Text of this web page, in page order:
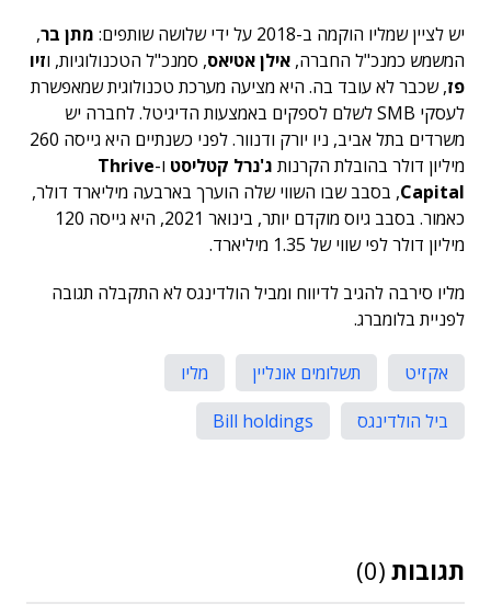
יש לציין שמליו הוקמה ב-2018 על ידי שלושה שותפים:
מתן בר,
המשמש כמנכ"ל החברה, אילן אטיאס, סמנכ"ל הטכנולוגיות, וזיו
פז, שכבר לא עובד בה. היא מציעה מערכת טכנולוגית שמאפשרת
לעסקי SMB לשלם לספקים באמצעות הדיגיטל. לחברה יש
משרדים בתל אביב, ניו יורק ודנוור. לפני כשנתיים היא גייסה 260
מיליון דולר בהובלת הקרנות ג'נרל קטליסט ו-Thrive
Capital, בסבב שבו השווי שלה הוערך בארבעה מיליארד דולר,
כאמור. בסבב גיוס מוקדם יותר, בינואר 2021, היא גייסה 120
מיליון דולר לפי שווי של 1.35 מיליארד.
מליו סירבה להגיב לדיווח ומביל הולדינגס לא התקבלה תגובה
לפניית בלומברג.
אקזיט תשלומים אונליין
מליו
ביל הולדינגס
Bill holdings
תגובות (0)